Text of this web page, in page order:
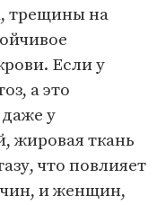
трещины на
Если у
а это
у
жировая ткань
что повлияет
и женщин,